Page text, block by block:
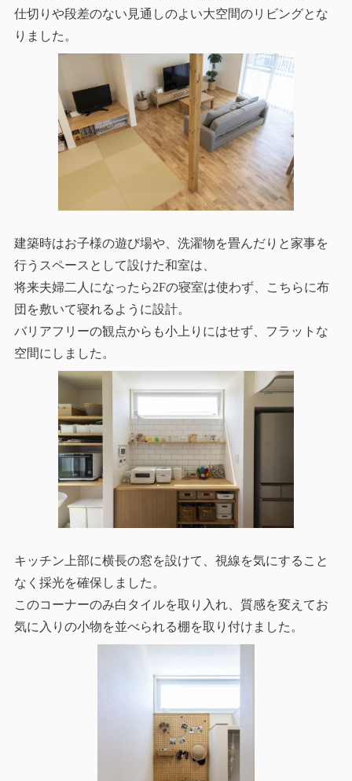
仕切りや段差のない見通しのよい大空間のリビングとな
りました。
建築時はお子様の遊び場や、洗濯物を畳んだりと家事を
行うスペースとして設けた和室は、
将来夫婦二人になったら2Fの寝室は使わず、こちらに布
団を敷いて寝れるように設計。
バリアフリーの観点からも小上りにはせず、フラットな
空間にしました。
キッチン上部に横長の窓を設けて、視線を気にすること
なく採光を確保しました。
このコーナーのみ白タイルを取り入れ、質感を変えてお
気に入りの小物を並べられる棚を取り付けました。